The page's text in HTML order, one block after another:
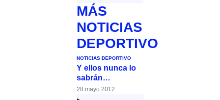
MÁS
NOTICIAS
DEPORTIVO
NOTICIAS DEPORTIVO
Y ellos nunca lo
sabrán…
28 mayo 2012